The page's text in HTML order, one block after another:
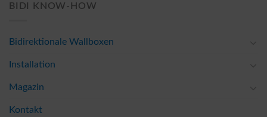
BIDI KNOW-HOW
Bidirektionale Wallboxen
Installation
Magazin
Kontakt